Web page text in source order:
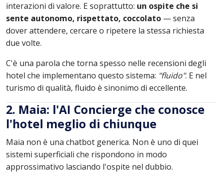
interazioni di valore. E soprattutto: un ospite che si
sente autonomo, rispettato, coccolato — senza
dover attendere, cercare o ripetere la stessa richiesta
due volte.
C'è una parola che torna spesso nelle recensioni degli
hotel che implementano questo sistema: "fluido". E nel
turismo di qualità, fluido è sinonimo di eccellente.
2. Maia: l'AI Concierge che conosce
l'hotel meglio di chiunque
Maia non è una chatbot generica. Non è uno di quei
sistemi superficiali che rispondono in modo
approssimativo lasciando l'ospite nel dubbio.